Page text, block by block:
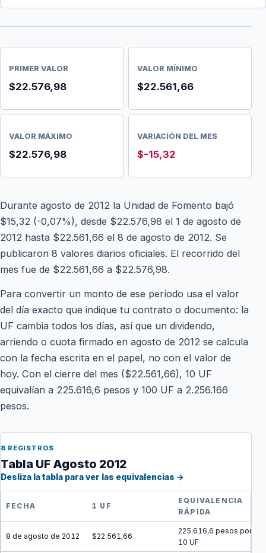
PRIMER VALOR
$22.576,98
VALOR MÍNIMO
$22.561,66
VALOR MÁXIMO
$22.576,98
VARIACIÓN DEL MES
$-15,32
Durante agosto de 2012 la Unidad de Fomento bajó
$15,32 (-0,07%), desde $22.576,98 el 1 de agosto de
2012 hasta $22.561,66 el 8 de agosto de 2012. Se
publicaron 8 valores diarios oficiales. El recorrido del
mes fue de $22.561,66 a $22.576,98.
Para convertir un monto de ese período usa el valor
del día exacto que indique tu contrato o documento: la
UF cambia todos los días, así que un dividendo,
arriendo o cuota firmado en agosto de 2012 se calcula
con la fecha escrita en el papel, no con el valor de
hoy. Con el cierre del mes ($22.561,66), 10 UF
equivalían a 225.616,6 pesos y 100 UF a 2.256.166
pesos.
8 REGISTROS
Tabla UF Agosto 2012
Desliza la tabla para ver las equivalencias →
FECHA 1 UF
EQUIVALENCIA
RÁPIDA
8 de agosto de 2012 $22.561,66
225.616,6 pesos por
10 UF